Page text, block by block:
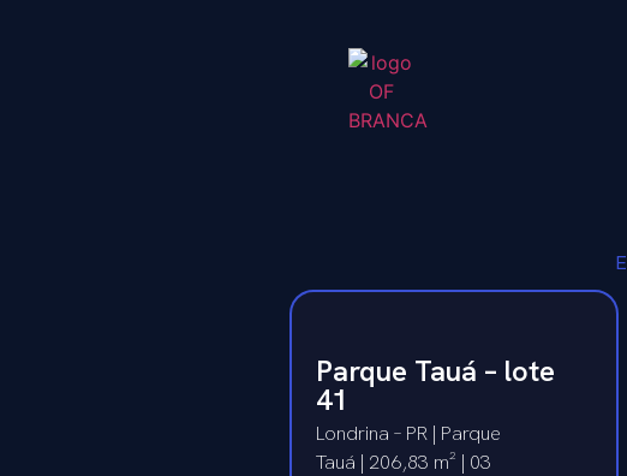
Parque Tauá – lote
41
Londrina – PR | Parque
Tauá | 206,83 m² | 03